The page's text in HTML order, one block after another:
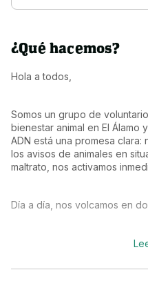
¿Qué hacemos?
Hola a todos,
Somos un grupo de
bienestar animal en El Álamo
ADN está una promesa clara:
los avisos de animales en
maltrato, nos activamos
Día a día, nos volcamos en
Gestión CER (Captura,
vivan sanos, testados y sin